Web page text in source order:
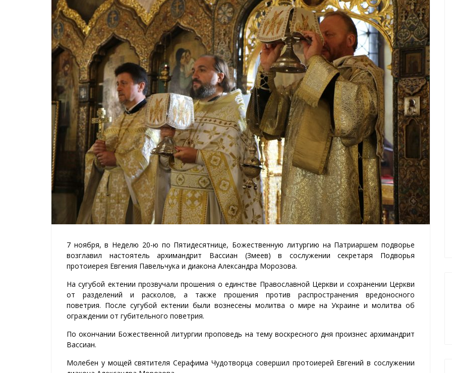
7 ноября, в Неделю 20-ю по Пятидесятнице, Божественную литургию на Патриаршем подворье
возглавил настоятель архимандрит Вассиан (Змеев) в сослужении секретаря Подворья
протоиерея Евгения Павельчука и диакона Александра Морозова.
На сугубой ектении прозвучали прошения о единстве Православной Церкви и сохранении Церкви
от разделений и расколов, а также прошения против распространения вредоносного
поветрия. После сугубой ектении были вознесены молитва о мире на Украине и молитва об
ограждении от губительного поветрия.
По окончании Божественной литургии проповедь на тему воскресного дня произнес архимандрит
Вассиан.
Молебен у мощей святителя Серафима Чудотворца совершил протоиерей Евгений в сослужении